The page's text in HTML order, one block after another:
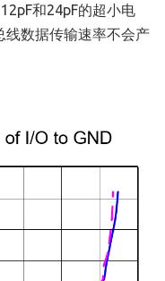
和24pF的超小电
线数据传输速率不会产